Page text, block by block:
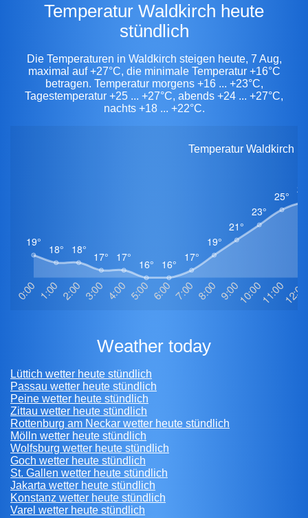
Temperatur Waldkirch heute
stündlich
Die Temperaturen in Waldkirch steigen heute, 7 Aug,
maximal auf +27°C, die minimale Temperatur +16°C
betragen. Temperatur morgens +16 ... +23°C,
Tagestemperatur +25 ... +27°C, abends +24 ... +27°C,
nachts +18 ... +22°C.
Temperatur Waldkirch
weather today
Lüttich wetter heute stündlich
Passau wetter heute stündlich
Peine wetter heute stündlich
Zittau wetter heute stündlich
Rottenburg am Neckar wetter heute stündlich
Mölln wetter heute stündlich
Wolfsburg wetter heute stündlich
Goch wetter heute stündlich
St. Gallen wetter heute stündlich
Jakarta wetter heute stündlich
Konstanz wetter heute stündlich
Varel wetter heute stündlich